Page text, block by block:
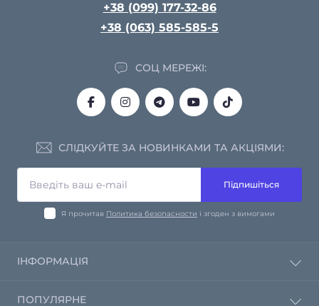
+38 (099) 177-32-86
+38 (063) 585-585-5
СОЦ МЕРЕЖІ:
СЛІДКУЙТЕ ЗА НОВИНКАМИ ТА АКЦІЯМИ:
Підпишіться
Я прочитав Политика безопасности і згоден з вимогами
ІНФОРМАЦІЯ
ПОПУЛЯРНЕ